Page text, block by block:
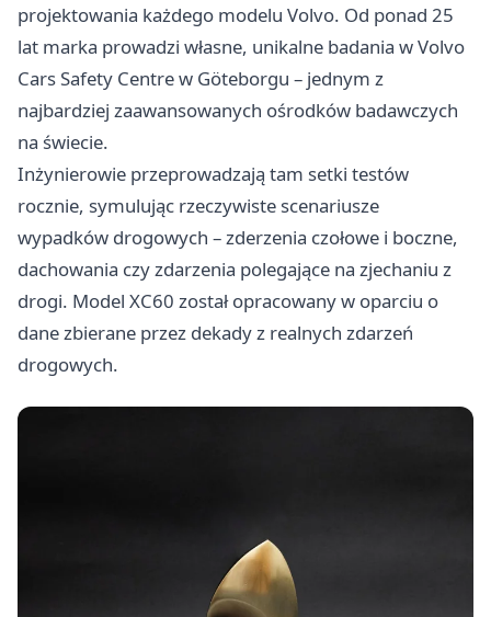
projektowania każdego modelu Volvo. Od ponad 25
lat marka prowadzi własne, unikalne badania w Volvo
Cars Safety Centre w Göteborgu – jednym z
najbardziej zaawansowanych ośrodków badawczych
na świecie.
Inżynierowie przeprowadzają tam setki testów
rocznie, symulując rzeczywiste scenariusze
wypadków drogowych – zderzenia czołowe i boczne,
dachowania czy zdarzenia polegające na zjechaniu z
drogi. Model XC60 został opracowany w oparciu o
dane zbierane przez dekady z realnych zdarzeń
drogowych.